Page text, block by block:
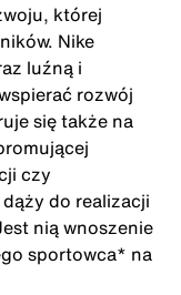
której
Nike
luźną i
rozwój
się także na
czy
do realizacji
nią wnoszenie
sportowca* na